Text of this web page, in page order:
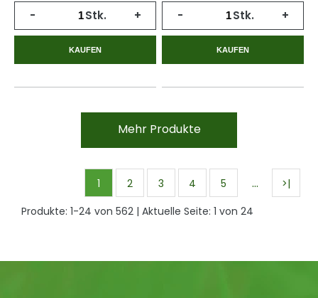
- Stk. +
KAUFEN
- Stk. +
KAUFEN
Mehr Produkte
1 2 3 4 5 …
>|
Produkte: 1-24 von 562 | Aktuelle Seite: 1 von 24